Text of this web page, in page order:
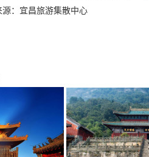
：宜昌旅游集散中心